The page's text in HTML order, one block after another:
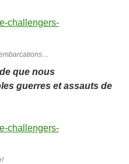
que nous
guerres et assauts de